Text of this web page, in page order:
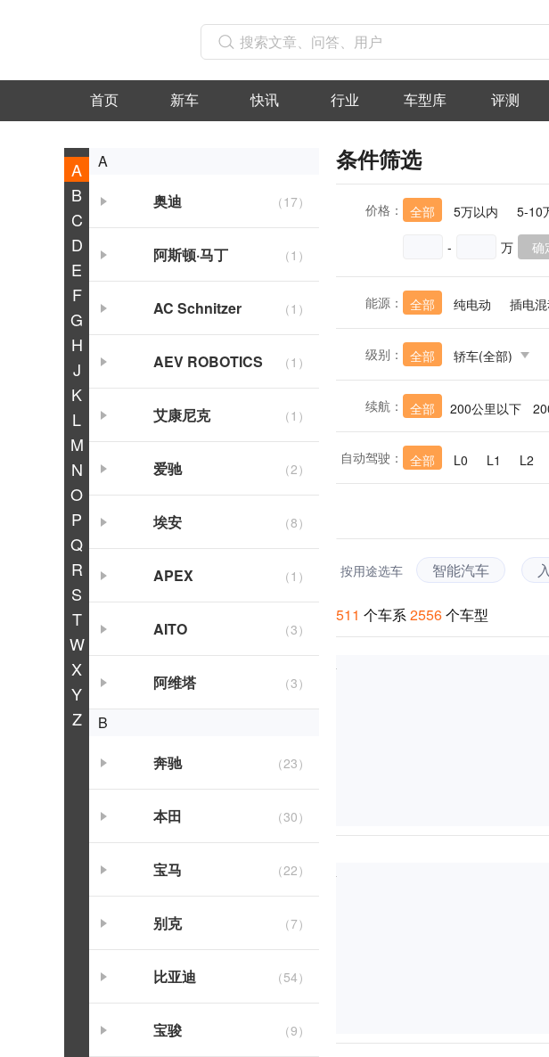
首页 新车 快讯 行业 车型库 评测
A
奥迪
（17）
阿斯顿·马丁 （1）
AC Schnitzer （1）
AEV ROBOTICS （1）
艾康尼克 （1）
爱驰 （2）
埃安 （8）
APEX （1）
AITO （3）
阿维塔 （3）
B
奔驰
（23）
本田 （30）
宝马 （22）
别克 （7）
比亚迪 （54）
宝骏 （9）
A
B
C
D
E
F
G
H
J
K
L
M
N
O
P
Q
R
S
T
W
X
Y
Z
条件筛选
价格： 全部 5万以内 5-10
-
万 确
能源： 全部 纯电动 插电
级别： 全部 轿车(全部)
续航： 全部 200公里以下
自动驾驶： 全部 L0 L1 L2
按用途选车 智能汽车
511 个车系2556个车型